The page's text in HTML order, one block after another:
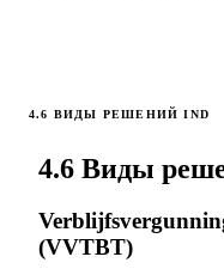
4.6 ВИДЫ РЕШЕНИЙ IND
4.6 Виды
(VVTBT)